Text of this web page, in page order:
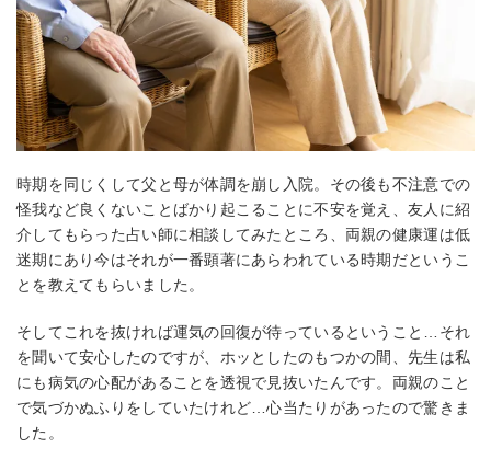
時期を同じくして父と母が体調を崩し入院。その後も不注意での
怪我など良くないことばかり起こることに不安を覚え、友人に紹
介してもらった占い師に相談してみたところ、両親の健康運は低
迷期にあり今はそれが一番顕著にあらわれている時期だというこ
とを教えてもらいました。
そしてこれを抜ければ運気の回復が待っているということ…それ
を聞いて安心したのですが、ホッとしたのもつかの間、先生は私
にも病気の心配があることを透視で見抜いたんです。両親のこと
で気づかぬふりをしていたけれど…心当たりがあったので驚きま
した。